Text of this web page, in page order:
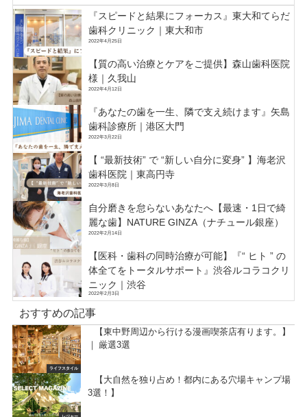
『スピードと結果にフォーカス』東大和てらだ
歯科クリニック｜東大和市
2022年4月25日
【質の高い治療とケアをご提供】森山歯科医院
様｜久我山
2022年4月12日
『あなたの歯を一生、隣で支え続けます』矢島
歯科診療所｜港区大門
2022年3月22日
【 “最新技術” で “新しい自分に変身” 】海老沢
歯科医院｜東高円寺
2022年3月8日
自分磨きを怠らないあなたへ【最速・1日で綺
麗な歯】NATURE GINZA（ナチュール銀座）
2022年2月14日
【医科・歯科の同時治療が可能】『“ ヒト ” の
体全てをトータルサポート』渋谷ルコラコクリ
ニック｜渋谷
2022年2月3日
おすすめの記事
ライフスタイル
【東中野周辺から行ける漫画喫茶店有ります。】
｜ 厳選3選
【大自然を独り占め！都内にある穴場キャンプ場
3選！】